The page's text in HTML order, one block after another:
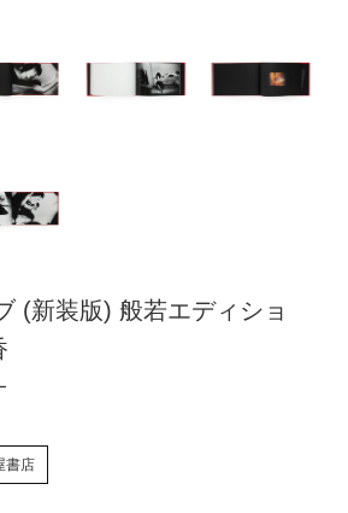
(新装版) 般若エディショ
書店